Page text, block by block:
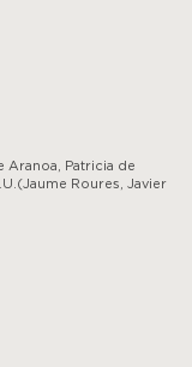
Aranoa, Patricia de
Roures, Javier